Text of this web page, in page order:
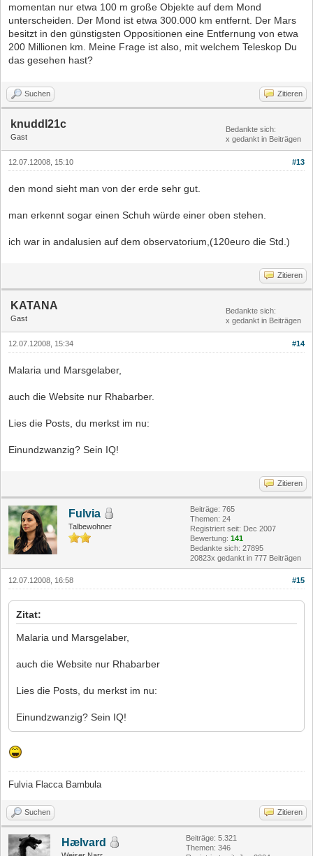
momentan nur etwa 100 m große Objekte auf dem Mond
unterscheiden. Der Mond ist etwa 300.000 km entfernt. Der Mars
besitzt in den günstigsten Oppositionen eine Entfernung von etwa
200 Millionen km. Meine Frage ist also, mit welchem Teleskop Du
das gesehen hast?
Suchen Zitieren
knuddl21c
Gast
Bedankte sich:
x gedankt in Beiträgen
#13
12.07.12008, 15:10
den mond sieht man von der erde sehr gut.
man erkennt sogar einen Schuh würde einer oben stehen.
ich war in andalusien auf dem observatorium,(120euro die Std.)
Zitieren
KATANA
Gast
Bedankte sich:
x gedankt in Beiträgen
#14
12.07.12008, 15:34
Malaria und Marsgelaber,
auch die Website nur Rhabarber.
Lies die Posts, du merkst im nu:
Einundzwanzig? Sein IQ!
Zitieren
Fulvia
Talbewohner
Beiträge: 765
Themen: 24
Registriert seit: Dec 2007
Bewertung: 141
Bedankte sich: 27895
20823x gedankt in 777 Beiträgen
#15
12.07.12008, 16:58
Zitat:
Malaria und Marsgelaber,
auch die Website nur Rhabarber
Lies die Posts, du merkst im nu:
Einundzwanzig? Sein IQ!
Fulvia Flacca Bambula
Suchen Zitieren
Hælvard
Beiträge: 5.321
Themen: 346